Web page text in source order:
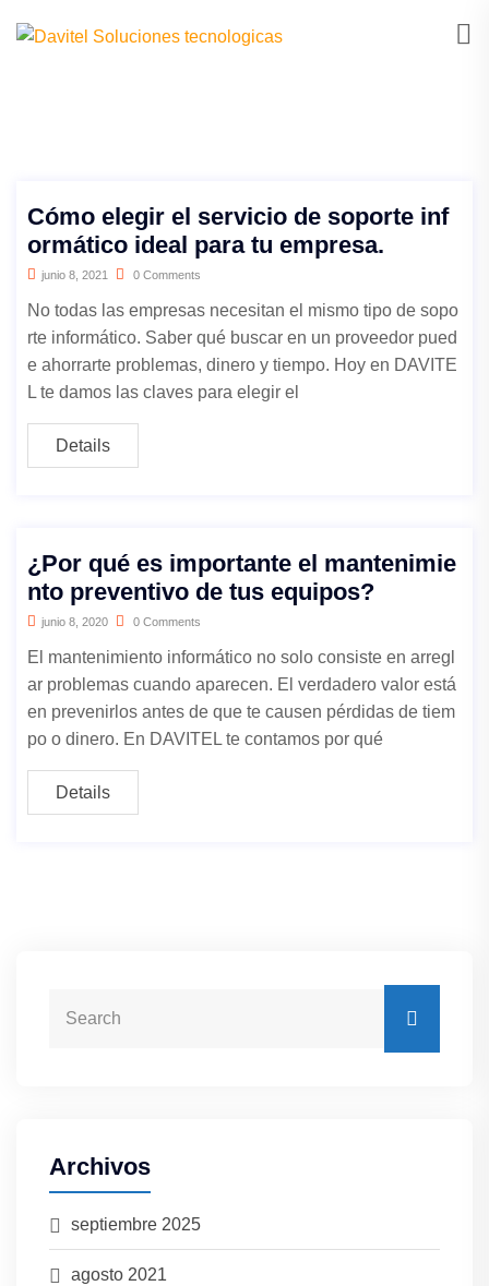
Cómo elegir el servicio de soporte inf
ormático ideal para tu empresa.
junio 8, 2021 0 Comments
No todas las empresas necesitan el mismo tipo de sopo
rte informático. Saber qué buscar en un proveedor pued
e ahorrarte problemas, dinero y tiempo. Hoy en DAVITE
L te damos las claves para elegir el
Details
¿Por qué es importante el mantenimie
nto preventivo de tus equipos?
junio 8, 2020 0 Comments
El mantenimiento informático no solo consiste en arregl
ar problemas cuando aparecen. El verdadero valor está
en prevenirlos antes de que te causen pérdidas de tiem
po o dinero. En DAVITEL te contamos por qué
Details
Archivos
septiembre 2025
agosto 2021